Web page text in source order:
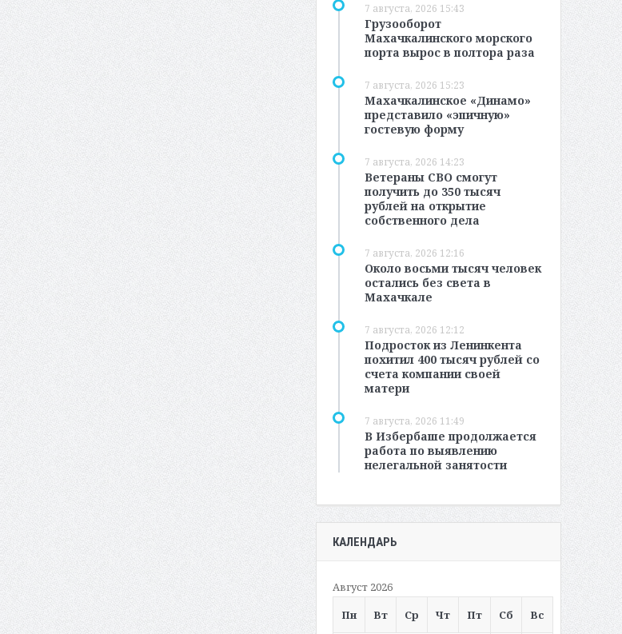
7 августа, 2026 15:43
Грузооборот
Махачкалинского морского
порта вырос в полтора раза
7 августа, 2026 15:23
Махачкалинское «Динамо»
представило «эпичную»
гостевую форму
7 августа, 2026 14:23
Ветераны СВО смогут
получить до 350 тысяч
рублей на открытие
собственного дела
7 августа, 2026 12:16
Около восьми тысяч человек
остались без света в
Махачкале
7 августа, 2026 12:12
Подросток из Ленинкента
похитил 400 тысяч рублей со
счета компании своей
матери
7 августа, 2026 11:49
В Избербаше продолжается
работа по выявлению
нелегальной занятости
КАЛЕНДАРЬ
Август 2026
Пн
Вт Ср Чт Пт Сб Вс